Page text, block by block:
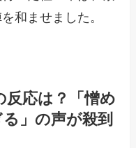
和ませました。
反応は？「憎め
」の声が殺到